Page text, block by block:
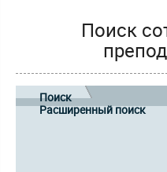
Поиск
Поиск
Расширенный поиск